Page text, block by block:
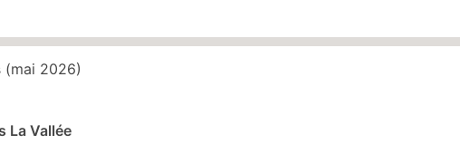
(mai 2026)
La Vallée